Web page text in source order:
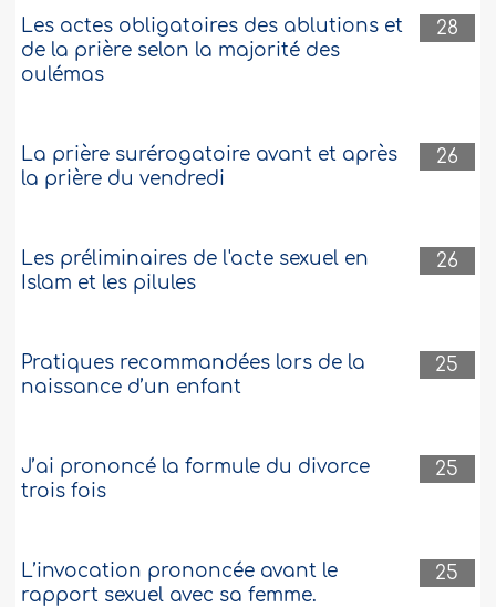
28
Les actes obligatoires des ablutions et
de la prière selon la majorité des
oulémas
26
La prière surérogatoire avant et après
la prière du vendredi
26
Les préliminaires de l'acte sexuel en
Islam et les pilules
25
Pratiques recommandées lors de la
naissance d’un enfant
25
J’ai prononcé la formule du divorce
trois fois
25
L’invocation prononcée avant le
rapport sexuel avec sa femme.